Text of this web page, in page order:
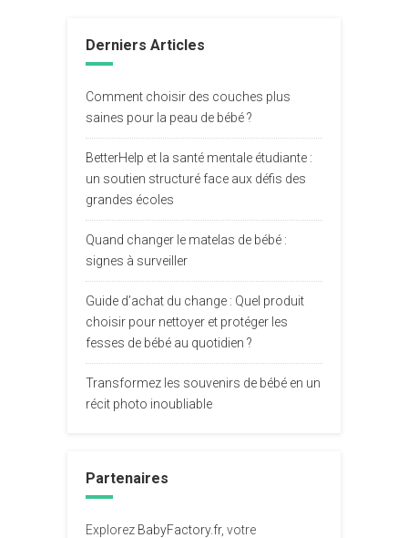
Derniers Articles
Comment choisir des couches plus
saines pour la peau de bébé ?
BetterHelp et la santé mentale étudiante :
un soutien structuré face aux défis des
grandes écoles
Quand changer le matelas de bébé :
signes à surveiller
Guide d’achat du change : Quel produit
choisir pour nettoyer et protéger les
fesses de bébé au quotidien ?
Transformez les souvenirs de bébé en un
récit photo inoubliable
Partenaires
Explorez BabyFactory.fr, votre